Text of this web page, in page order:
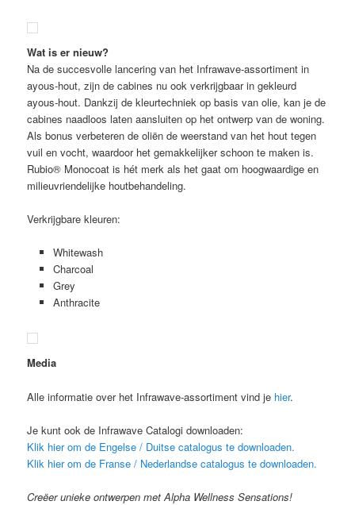
Wat is er nieuw?
Na de succesvolle lancering van het Infrawave-assortiment in
ayous-hout, zijn de cabines nu ook verkrijgbaar in gekleurd
ayous-hout. Dankzij de kleurtechniek op basis van olie, kan je de
cabines naadloos laten aansluiten op het ontwerp van de woning.
Als bonus verbeteren de oliën de weerstand van het hout tegen
vuil en vocht, waardoor het gemakkelijker schoon te maken is.
Rubio® Monocoat is hét merk als het gaat om hoogwaardige en
milieuvriendelijke houtbehandeling.
Verkrijgbare kleuren:
Whitewash
Charcoal
Grey
Anthracite
Media
Alle informatie over het Infrawave-assortiment vind je hier.
Je kunt ook de Infrawave Catalogi downloaden:
Klik hier om de Engelse / Duitse catalogus te downloaden.
Klik hier om de Franse / Nederlandse catalogus te downloaden.
Creëer unieke ontwerpen met Alpha Wellness Sensations!